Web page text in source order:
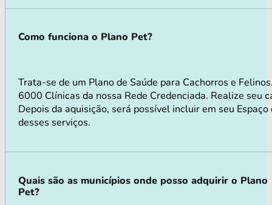
Como funciona o Plano Pet?
Trata-se de um Plano de Saúde para Cachorros e
6000 Clínicas da nossa Rede Credenciada. Realize seu
Depois da aquisição, será possível incluir em seu
desses serviços.
Quais são as municípios onde posso adquirir o Plano
Pet?